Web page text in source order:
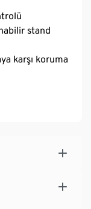
stand
karşı koruma